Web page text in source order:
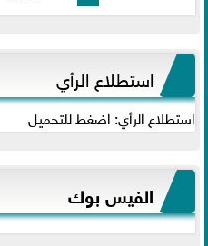
استطلاع الرأي
استطلاع الرأي: اضغط للتحميل
الفيس بوك